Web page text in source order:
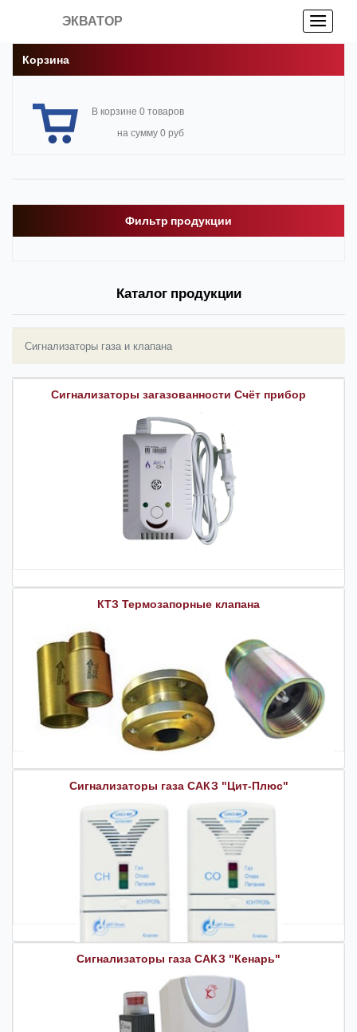
ЭКВАТОР
Корзина
В корзине 0 товаров
на сумму 0 руб
Фильтр продукции
Каталог продукции
Сигнализаторы газа и клапана
Сигнализаторы загазованности Счёт прибор
КТЗ Термозапорные клапана
Сигнализаторы газа САКЗ "Цит-Плюс"
Сигнализаторы газа САКЗ "Кенарь"